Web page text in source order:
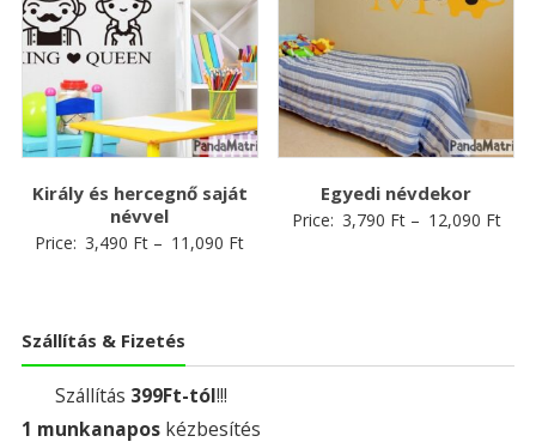
Király és hercegnő saját
névvel
Price: 3,490 Ft – 11,090 Ft
Egyedi névdekor
Price: 3,790 Ft– 12,090 Ft
Szállítás & Fizetés
Szállítás 399Ft-tól!!!
1 munkanaposkézbesítés